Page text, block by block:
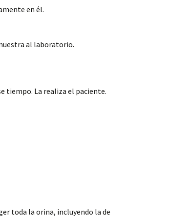
en él.
al laboratorio.
tiempo. La realiza el paciente.
toda la orina, incluyendo la de